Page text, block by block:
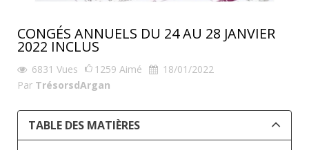
CONGÉS ANNUELS DU 24 AU 28 JANVIER
2022 INCLUS
6831 Vues 1259 Aimé
18/01/2022
Par TrésorsdArgan
TABLE DES MATIÈRES